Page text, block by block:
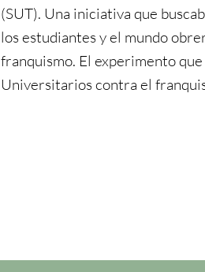
(SUT). Una iniciativa que
los estudiantes y el mundo
franquismo. El experimento que
Universitarios contra el